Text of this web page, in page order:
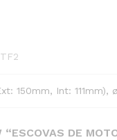
150mm, Int:
DE